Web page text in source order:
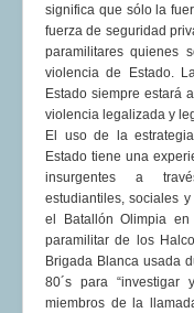
significa que sólo la
fuerza de seguridad
paramilitares quienes
violencia de Estado.
Estado siempre estará
violencia legalizada y
El uso de la
Estado tiene una
insurgentes a
estudiantiles, sociales
el Batallón Olimpia
paramilitar de los
Brigada Blanca usada
80´s para
miembros de la